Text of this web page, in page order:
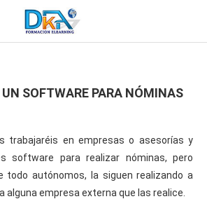
SOFTWARE PARA NÓMINAS
trabajaréis en empresas o asesorías y
software para realizar nóminas, pero
todo autónomos, la siguen realizando a
alguna empresa externa que las realice.